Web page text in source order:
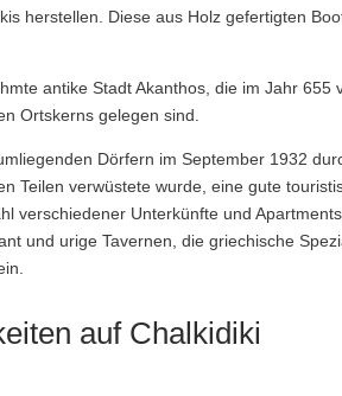
herstellen. Diese aus Holz gefertigten
antike Stadt Akanthos, die im Jahr 655
Ortskerns gelegen sind.
Dörfern im September 1932
Teilen verwüstete wurde, eine gute
verschiedener Unterkünfte und
und urige Tavernen, die griechische
auf Chalkidiki